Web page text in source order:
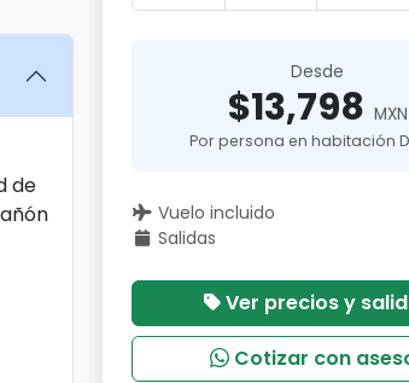
de
Desde
$13,798 MXN
Por persona en habitación
Vuelo incluido
Salidas
Ver precios y
Cotizar con